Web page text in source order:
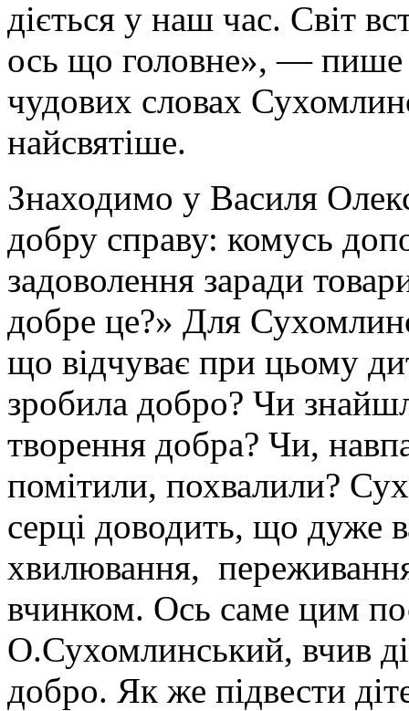
діється у наш час. Світ
ось що головне», —
чудових словах
найсвятіше.
Знаходимо у Василя
добру справу: комусь
задоволення заради
добре це?» Для
що відчуває при цьому
зробила добро? Чи
творення добра? Чи,
помітили, похвалили?
серці доводить, що дуже
хвилювання,
вчинком. Ось саме цим
О.Сухомлинський, вчив
добро. Як же підвести